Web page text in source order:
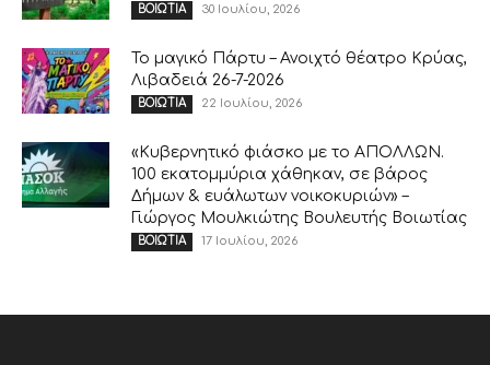
ΒΟΙΩΤΙΑ 30 Ιουλίου, 2026
Το μαγικό Πάρτυ – Ανοιχτό θέατρο Κρύας,
Λιβαδειά 26-7-2026
ΒΟΙΩΤΙΑ 22 Ιουλίου, 2026
«Κυβερνητικό φιάσκο με το ΑΠΟΛΛΩΝ.
100 εκατομμύρια χάθηκαν, σε βάρος
Δήμων & ευάλωτων νοικοκυριών» –
Γιώργος Μουλκιώτης Βουλευτής Βοιωτίας
ΒΟΙΩΤΙΑ 17 Ιουλίου, 2026